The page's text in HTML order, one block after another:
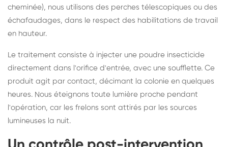
cheminée), nous utilisons des perches télescopiques ou des
échafaudages, dans le respect des habilitations de travail
en hauteur.
Le traitement consiste à injecter une poudre insecticide
directement dans l'orifice d'entrée, avec une soufflette. Ce
produit agit par contact, décimant la colonie en quelques
heures. Nous éteignons toute lumière proche pendant
l'opération, car les frelons sont attirés par les sources
lumineuses la nuit.